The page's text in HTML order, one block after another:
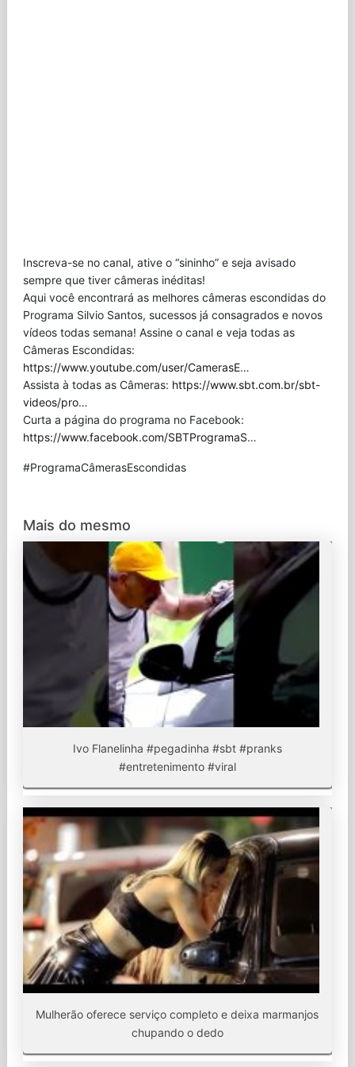
Inscreva-se no canal, ative o “sininho” e seja avisado
sempre que tiver câmeras inéditas!
Aqui você encontrará as melhores câmeras escondidas do
Programa Silvio Santos, sucessos já consagrados e novos
vídeos todas semana! Assine o canal e veja todas as
Câmeras Escondidas:
https://www.youtube.com/user/CamerasE…
Assista à todas as Câmeras: https://www.sbt.com.br/sbt-
videos/pro…
Curta a página do programa no Facebook:
https://www.facebook.com/SBTProgramaS…
#ProgramaCâmerasEscondidas
Mais do mesmo
Ivo Flanelinha #pegadinha #sbt #pranks
#entretenimento #viral
Mulherão oferece serviço completo e deixa marmanjos
chupando o dedo